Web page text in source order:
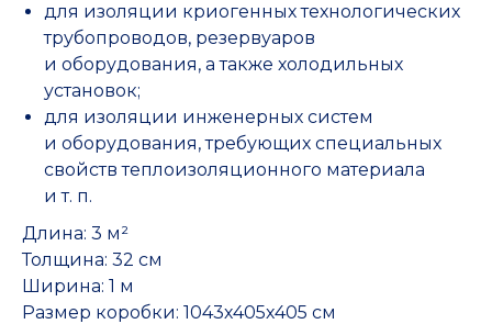
для изоляции криогенных технологических
трубопроводов, резервуаров
и оборудования, а также холодильных
установок;
для изоляции инженерных систем
и оборудования, требующих специальных
свойств теплоизоляционного материала
и т. п.
Длина: 3 м²
Толщина: 32 см
Ширина: 1 м
Размер коробки: 1043х405х405 см